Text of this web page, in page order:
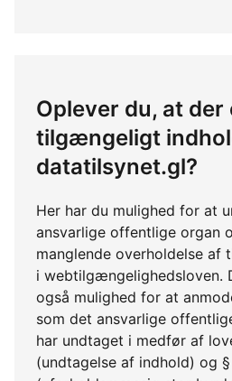
Oplever du, at der
tilgængeligt
datatilsynet.gl?
Her har du mulighed for at
ansvarlige offentlige organ
manglende overholdelse af
i webtilgængelighedsloven.
også mulighed for at
som det ansvarlige
har undtaget i medfør af
(undtagelse af indhold) og